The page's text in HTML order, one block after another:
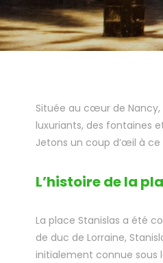
Située au cœur de
luxuriants, des fontaines
Jetons un coup d’œil à
L’histoire de la
La place Stanislas a été
de duc de Lorraine,
initialement connue sous